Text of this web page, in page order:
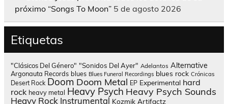
próximo “Songs To Moon” 5 de agosto 2026
Etiquetas
"Clásicos Del Género" "Sonidos Del Ayer" Adelantos Alternative
Argonauta Records blues Blues Funeral Recordings blues rock Crónicas
Desert Rock Doom Doom Metal EP Experimental hard
rock heavy metal Heavy Psych Heavy Psych Sounds
Heavy Rock Instrumental Kozmik Artifactz